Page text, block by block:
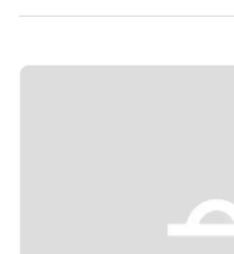
Previous slide